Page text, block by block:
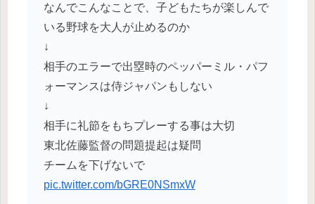
なんでこんなことで、子どもたちが楽しんで
いる野球を大人が止めるのか
↓
相手のエラーで出塁時のペッパーミル・パフ
ォーマンスは侍ジャパンもしない
↓
相手に礼節をもちプレーする事は大切
東北佐藤監督の問題提起は疑問
チームを下げないで
pic.twitter.com/bGRE0NSmxW